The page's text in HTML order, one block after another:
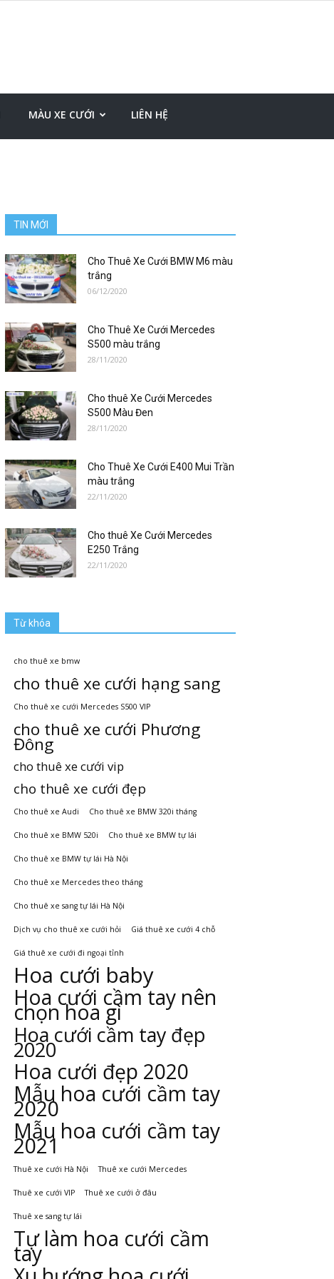
MÀU XE CƯỚI LIÊN HỆ
TIN MỚI
Cho Thuê Xe Cưới BMW M6 màu
trắng
06/12/2020
Cho Thuê Xe Cưới Mercedes
S500 màu trắng
28/11/2020
Cho thuê Xe Cưới Mercedes
S500 Màu Đen
28/11/2020
Cho Thuê Xe Cưới E400 Mui Trần
màu trắng
22/11/2020
Cho thuê Xe Cưới Mercedes
E250 Trắng
22/11/2020
Từ khóa
cho thuê xe bmw
cho thuê xe cưới hạng sang
Cho thuê xe cưới Mercedes S500 VIP
cho thuê xe cưới Phương
Đông
cho thuê xe cưới vip
cho thuê xe cưới đẹp
Cho thuê xe Audi Cho thuê xe BMW 320i tháng
Cho thuê xe BMW 520i Cho thuê xe BMW tự lái
Cho thuê xe BMW tự lái Hà Nội
Cho thuê xe Mercedes theo tháng
Cho thuê xe sang tự lái Hà Nội
Dịch vụ cho thuê xe cưới hỏi Giá thuê xe cưới 4 chỗ
Giá thuê xe cưới đi ngoại tỉnh
Hoa cưới baby
Hoa cưới cầm tay nên
chọn hoa gì
Hoa cưới cầm tay đẹp
2020
Hoa cưới đẹp 2020
Mẫu hoa cưới cầm tay
2020
Mẫu hoa cưới cầm tay
2021
Thuê xe cưới Hà Nội Thuê xe cưới Mercedes
Thuê xe cưới VIP Thuê xe cưới ở đâu
Thuê xe sang tự lái
Tự làm hoa cưới cầm
tay